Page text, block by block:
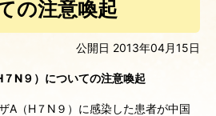
の注意喚起
公開日 2013年04月15日
７N９）についての注意喚起
A（H７N９）に感染した患者が中国